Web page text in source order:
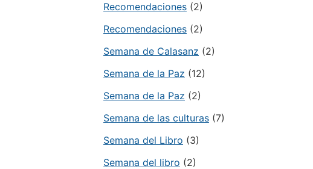
Recomendaciones (2)
Recomendaciones (2)
Semana de Calasanz (2)
Semana de la Paz (12)
Semana de la Paz (2)
Semana de las culturas (7)
Semana del Libro (3)
Semana del libro (2)